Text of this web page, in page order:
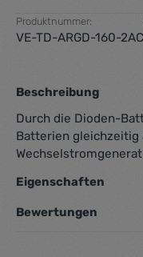
Produktnummer:
VE-TD-ARGD-160-2AC
Beschreibung
Durch die Dioden-
Batterien gleichzeitig
Eigenschaften
Bewertungen